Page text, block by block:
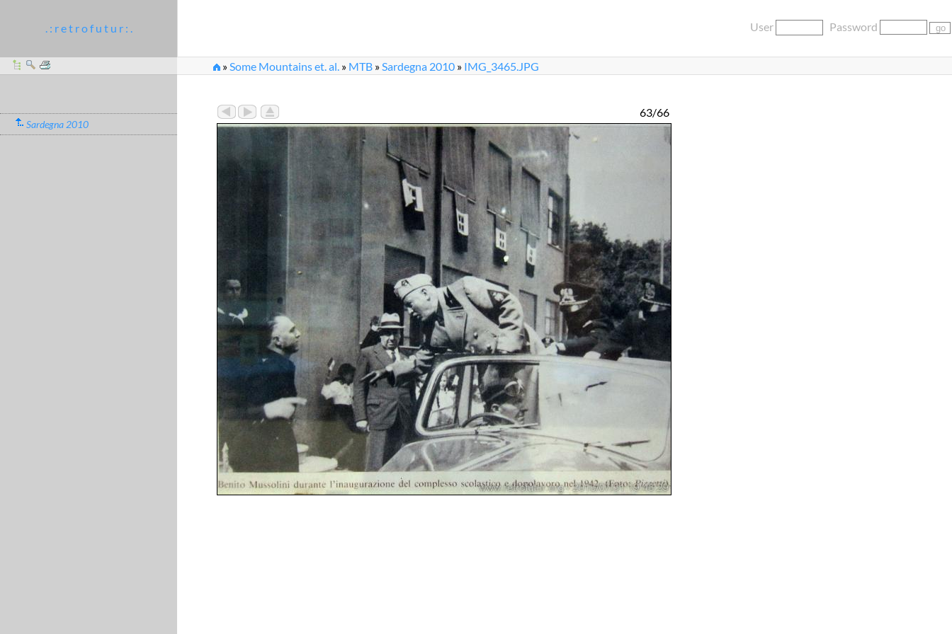
. : r e t r o f u t u r : . User Password
»Some Mountains et. al. » MTB »Sardegna 2010 » IMG_3465.JPG
Sardegna 2010
63/66